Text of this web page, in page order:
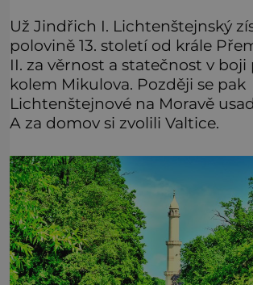
Už Jindřich I. Lichtenštejnský
polovině 13. století od krále
II. za věrnost a statečnost v boji
kolem Mikulova. Později se pak
Lichtenštejnové na Moravě
A za domov si zvolili Valtice.